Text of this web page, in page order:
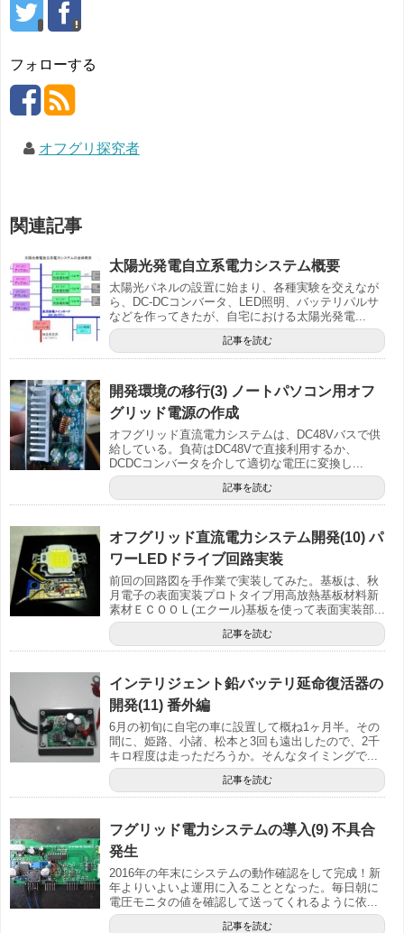
フォローする
オフグリ探究者
関連記事
太陽光発電自立系電力システム概要
太陽光パネルの設置に始まり、各種実験を交えなが
ら、DC-DCコンバータ、LED照明、バッテリパルサ
などを作ってきたが、自宅における太陽光発電...
記事を読む
開発環境の移行(3) ノートパソコン用オフ
グリッド電源の作成
オフグリッド直流電力システムは、DC48Vバスで供
給している。負荷はDC48Vで直接利用するか、
DCDCコンバータを介して適切な電圧に変換し...
記事を読む
オフグリッド直流電力システム開発(10) パ
ワーLEDドライブ回路実装
前回の回路図を手作業で実装してみた。基板は、秋
月電子の表面実装プロトタイプ用高放熱基板材料新
素材ＥＣＯＯＬ(エクール)基板を使って表面実装部...
記事を読む
インテリジェント鉛バッテリ延命復活器の
開発(11) 番外編
6月の初旬に自宅の車に設置して概ね1ヶ月半。その
間に、姫路、小諸、松本と3回も遠出したので、2千
キロ程度は走っただろうか。そんなタイミングで...
記事を読む
フグリッド電力システムの導入(9) 不具合
発生
2016年の年末にシステムの動作確認をして完成！新
年よりいよいよ運用に入ることとなった。毎日朝に
電圧モニタの値を確認して送ってくれるように依...
記事を読む